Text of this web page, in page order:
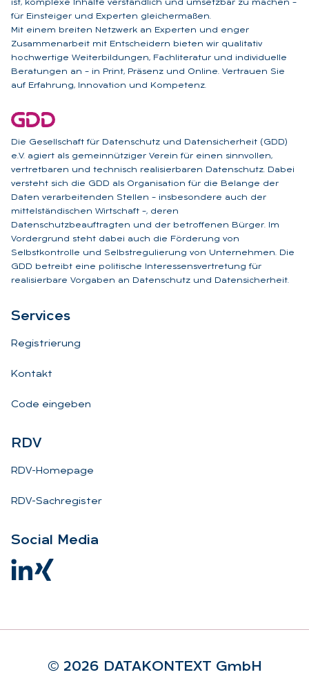
ist, komplexe Inhalte verständlich und umsetzbar zu machen –
für Einsteiger und Experten gleichermaßen.
Mit einem breiten Netzwerk an Experten und enger
Zusammenarbeit mit Entscheidern bieten wir qualitativ
hochwertige Weiterbildungen, Fachliteratur und individuelle
Beratungen an – in Print, Präsenz und Online. Vertrauen Sie
auf Erfahrung, Innovation und Kompetenz.
Die Gesellschaft für Datenschutz und Datensicherheit (GDD)
e.V. agiert als gemeinnütziger Verein für einen sinnvollen,
vertretbaren und technisch realisierbaren Datenschutz. Dabei
versteht sich die GDD als Organisation für die Belange der
Daten verarbeitenden Stellen – insbesondere auch der
mittelständischen Wirtschaft –, deren
Datenschutzbeauftragten und der betroffenen Bürger. Im
Vordergrund steht dabei auch die Förderung von
Selbstkontrolle und Selbstregulierung von Unternehmen. Die
GDD betreibt eine politische Interessensvertretung für
realisierbare Vorgaben an Datenschutz und Datensicherheit.
Ser­vices
Registrierung
Kontakt
Code eingeben
RDV
RDV-Homepage
RDV-Sachregister
So­ci­al Me­dia
© 2026 DA­TA­KON­TEXT GmbH